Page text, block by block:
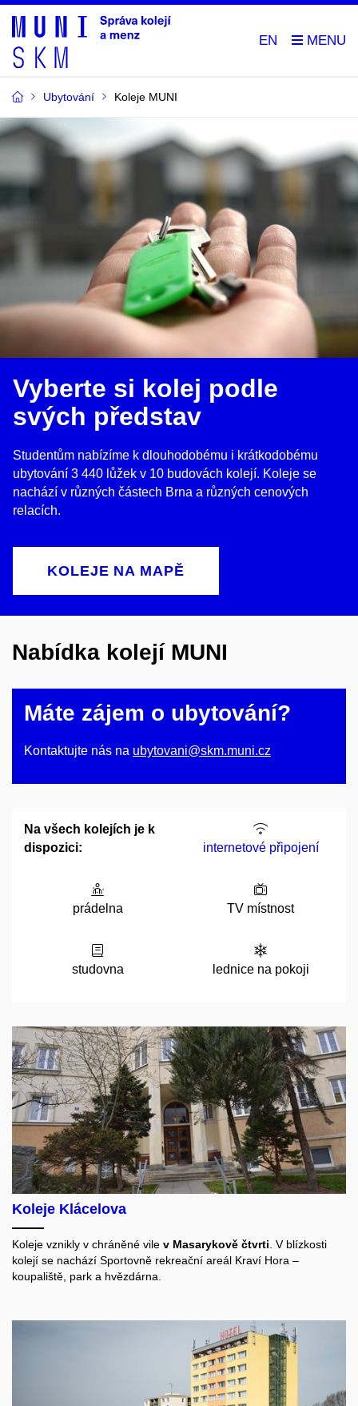
EN
Ubytování Koleje MUNI
Vyberte si kolej podle
svých představ
Studentům nabízíme k dlouhodobému i krátkodobému
ubytování 3 440 lůžek v 10 budovách kolejí. Koleje se
nachází v různých částech Brna a různých cenových
relacích.
KOLEJE NA MAPĚ
Nabídka kolejí MUNI
Máte zájem o ubytování?
Kontaktujte nás na ubytovani@skm.muni.cz
Na všech kolejích je k
dispozici:
internetové připojení
prádelna TV místnost
studovna lednice na pokoji
Koleje Klácelova
Koleje vznikly v chráněné vile v Masarykově čtvrti . V blízkosti
kolejí se nachází Sportovně rekreační areál Kraví Hora –
koupaliště, park a hvězdárna.